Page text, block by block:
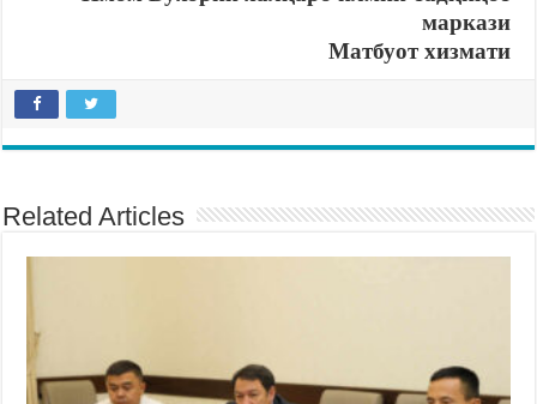
маркази
Матбуот хизмати
Related Articles